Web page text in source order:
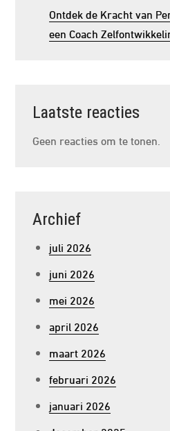
Ontdek de Kracht van
een Coach
Laatste reacties
Geen reacties om te tonen.
Archief
juli 2026
juni 2026
mei 2026
april 2026
maart 2026
februari 2026
januari 2026